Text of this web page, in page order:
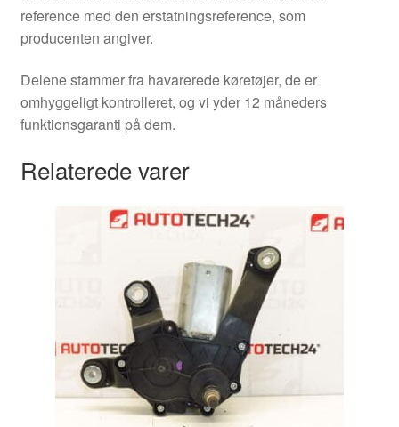
reference med den erstatningsreference, som
producenten angiver.
Delene stammer fra havarerede køretøjer, de er
omhyggeligt kontrolleret, og vi yder 12 måneders
funktionsgaranti på dem.
Relaterede varer